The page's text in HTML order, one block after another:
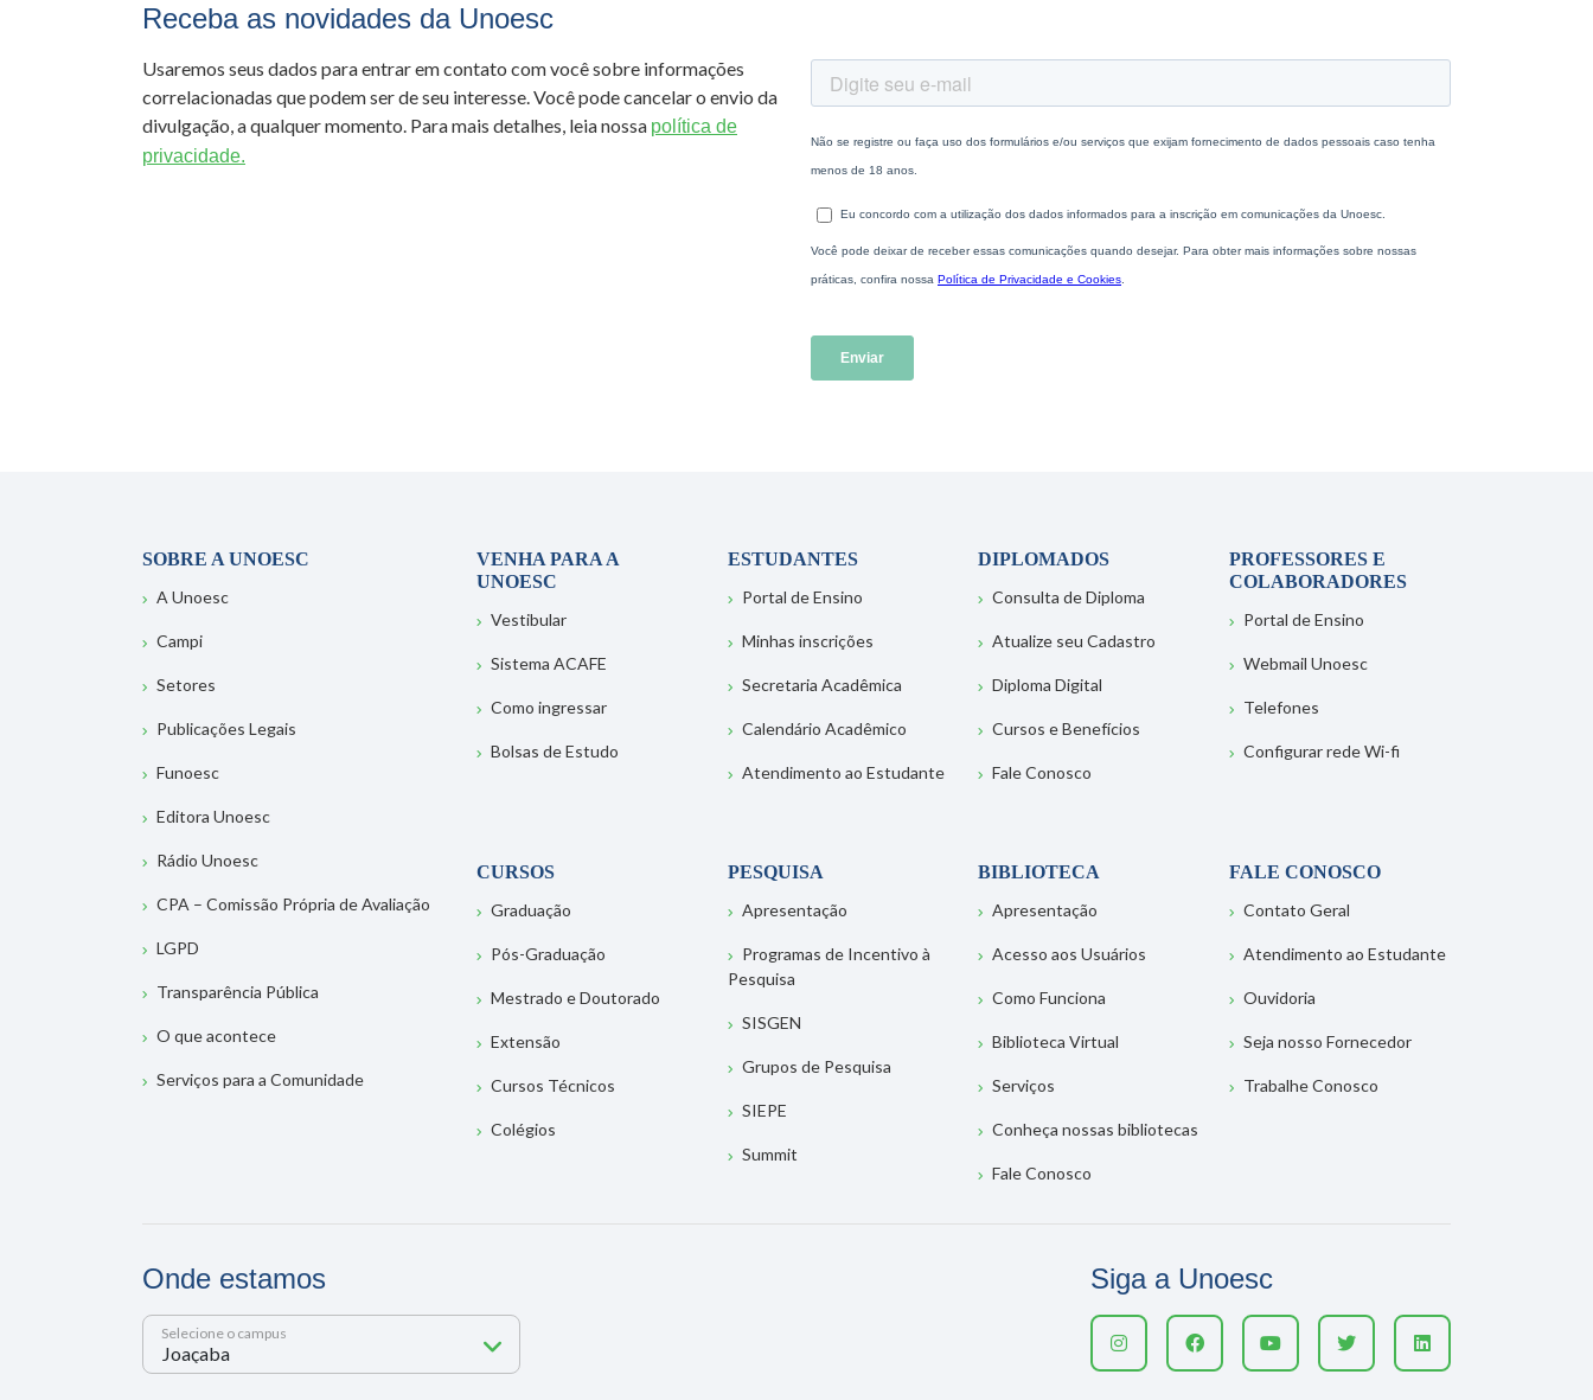
Receba as novidades da Unoesc
Usaremos seus dados para entrar em contato com você sobre informações
correlacionadas que podem ser de seu interesse. Você pode cancelar o envio da
divulgação, a qualquer momento. Para mais detalhes, leia nossa política de
privacidade.
SOBRE A UNOESC
A Unoesc
Campi
Setores
Publicações Legais
Funoesc
Editora Unoesc
Rádio Unoesc
CPA – Comissão Própria de Avaliação
LGPD
Transparência Pública
O que acontece
Serviços para a Comunidade
VENHA PARA A
UNOESC
Vestibular
Sistema ACAFE
Como ingressar
Bolsas de Estudo
ESTUDANTES
Portal de Ensino
Minhas inscrições
Secretaria Acadêmica
Calendário Acadêmico
Atendimento ao Estudante
DIPLOMADOS
Consulta de Diploma
Atualize seu Cadastro
Diploma Digital
Cursos e Benefícios
Fale Conosco
PROFESSORES E
COLABORADORES
Portal de Ensino
Webmail Unoesc
Telefones
Configurar rede Wi-fi
CURSOS
Graduação
Pós-Graduação
Mestrado e Doutorado
Extensão
Cursos Técnicos
Colégios
PESQUISA
Apresentação
Programas de Incentivo à
Pesquisa
SISGEN
Grupos de Pesquisa
SIEPE
Summit
BIBLIOTECA
Apresentação
Acesso aos Usuários
Como Funciona
Biblioteca Virtual
Serviços
Conheça nossas bibliotecas
Fale Conosco
FALE CONOSCO
Contato Geral
Atendimento ao Estudante
Ouvidoria
Seja nosso Fornecedor
Trabalhe Conosco
Onde estamos
Selecione o campus
Siga a Unoesc